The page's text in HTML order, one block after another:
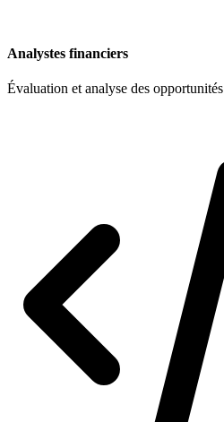
Analystes financiers
Évaluation et analyse des opportunités